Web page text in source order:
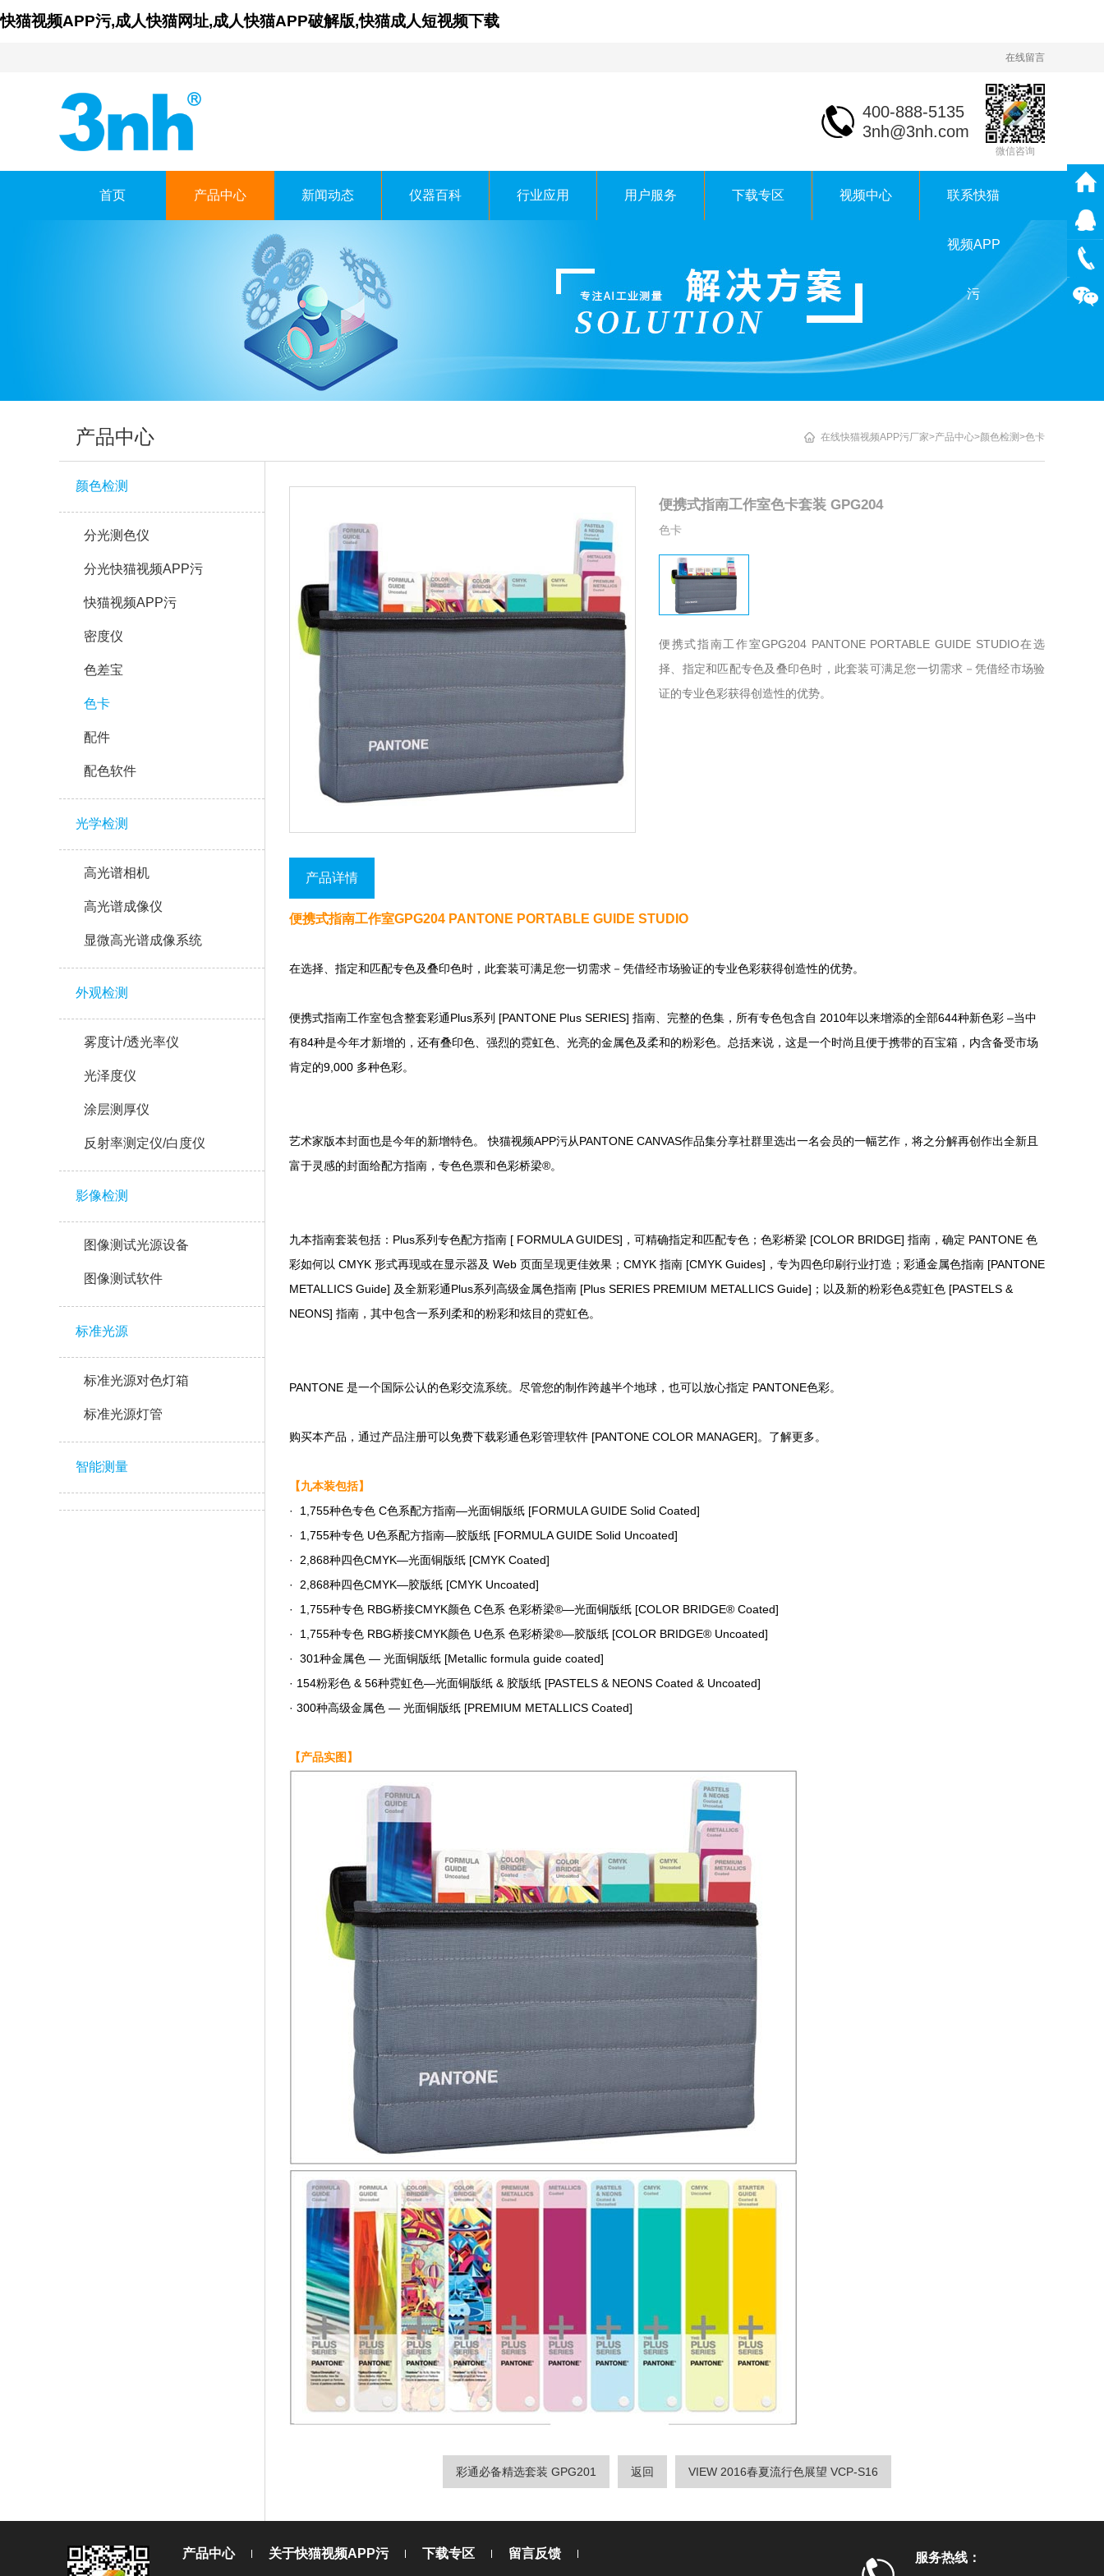
快猫视频APP污,成人快猫网址,成人快猫APP破解版,快猫成人短视频下载
在线留言
广东成人快猫网址时科技有限公司
GUANGDONG THREENH TECHNOLOGY CO.，LTD.
微信咨询
400-888-5135
3nh@3nh.com
首页 产品中心 新闻动态 仪器百科 行业应用 用户服务 下载专区 视频中心 联系快猫
视频APP
污
产品中心
颜色检测
分光测色仪
分光快猫视频APP污
快猫视频APP污
密度仪
色差宝
色卡
配件
配色软件
光学检测
高光谱相机
高光谱成像仪
显微高光谱成像系统
外观检测
雾度计/透光率仪
光泽度仪
涂层测厚仪
反射率测定仪/白度仪
影像检测
图像测试光源设备
图像测试软件
标准光源
标准光源对色灯箱
标准光源灯管
智能测量
在线快猫视频APP污厂家>产品中心>颜色检测 >色卡
便携式指南工作室色卡套装 GPG204
色卡
便携式指南工作室GPG204 PANTONE PORTABLE GUIDE STUDIO在选
择、指定和匹配专色及叠印色时，此套装可满足您一切需求－凭借经市场验
证的专业色彩获得创造性的优势。
产品详情
便携式指南工作室GPG204 PANTONE PORTABLE GUIDE STUDIO
在选择、指定和匹配专色及叠印色时，此套装可满足您一切需求－凭借经市场验证的专业色彩获得创造性的优势。
便携式指南工作室包含整套彩通Plus系列 [PANTONE Plus SERIES] 指南、完整的色集，所有专色包含自 2010年以来增添的全部644种新色彩 –当中
有84种是今年才新增的，还有叠印色、强烈的霓虹色、光亮的金属色及柔和的粉彩色。总括来说，这是一个时尚且便于携带的百宝箱，内含备受市场
肯定的9,000 多种色彩。
艺术家版本封面也是今年的新增特色。 快猫视频APP污从PANTONE CANVAS作品集分享社群里选出一名会员的一幅艺作，将之分解再创作出全新且
富于灵感的封面给配方指南，专色色票和色彩桥梁®。
九本指南套装包括：Plus系列专色配方指南 [ FORMULA GUIDES]，可精确指定和匹配专色；色彩桥梁 [COLOR BRIDGE] 指南，确定 PANTONE 色
彩如何以 CMYK 形式再现或在显示器及 Web 页面呈现更佳效果；CMYK 指南 [CMYK Guides]，专为四色印刷行业打造；彩通金属色指南 [PANTONE
METALLICS Guide] 及全新彩通Plus系列高级金属色指南 [Plus SERIES PREMIUM METALLICS Guide]；以及新的粉彩色&霓虹色 [PASTELS &
NEONS] 指南，其中包含一系列柔和的粉彩和炫目的霓虹色。
PANTONE 是一个国际公认的色彩交流系统。尽管您的制作跨越半个地球，也可以放心指定 PANTONE色彩。
购买本产品，通过产品注册可以免费下载彩通色彩管理软件 [PANTONE COLOR MANAGER]。了解更多。
【九本装包括】
· 1,755种色专色 C色系配方指南—光面铜版纸 [FORMULA GUIDE Solid Coated]
· 1,755种专色 U色系配方指南—胶版纸 [FORMULA GUIDE Solid Uncoated]
· 2,868种四色CMYK—光面铜版纸 [CMYK Coated]
· 2,868种四色CMYK—胶版纸 [CMYK Uncoated]
· 1,755种专色 RBG桥接CMYK颜色 C色系 色彩桥梁®—光面铜版纸 [COLOR BRIDGE® Coated]
· 1,755种专色 RBG桥接CMYK颜色 U色系 色彩桥梁®—胶版纸 [COLOR BRIDGE® Uncoated]
· 301种金属色 — 光面铜版纸 [Metallic formula guide coated]
· 154粉彩色 & 56种霓虹色—光面铜版纸 & 胶版纸 [PASTELS & NEONS Coated & Uncoated]
· 300种高级金属色 — 光面铜版纸 [PREMIUM METALLICS Coated]
【产品实图】
彩通必备精选套装 GPG201 返回 VIEW 2016春夏流行色展望 VCP-S16
产品中心 关于快猫视频APP污 下载专区 留言反馈 服务热线：